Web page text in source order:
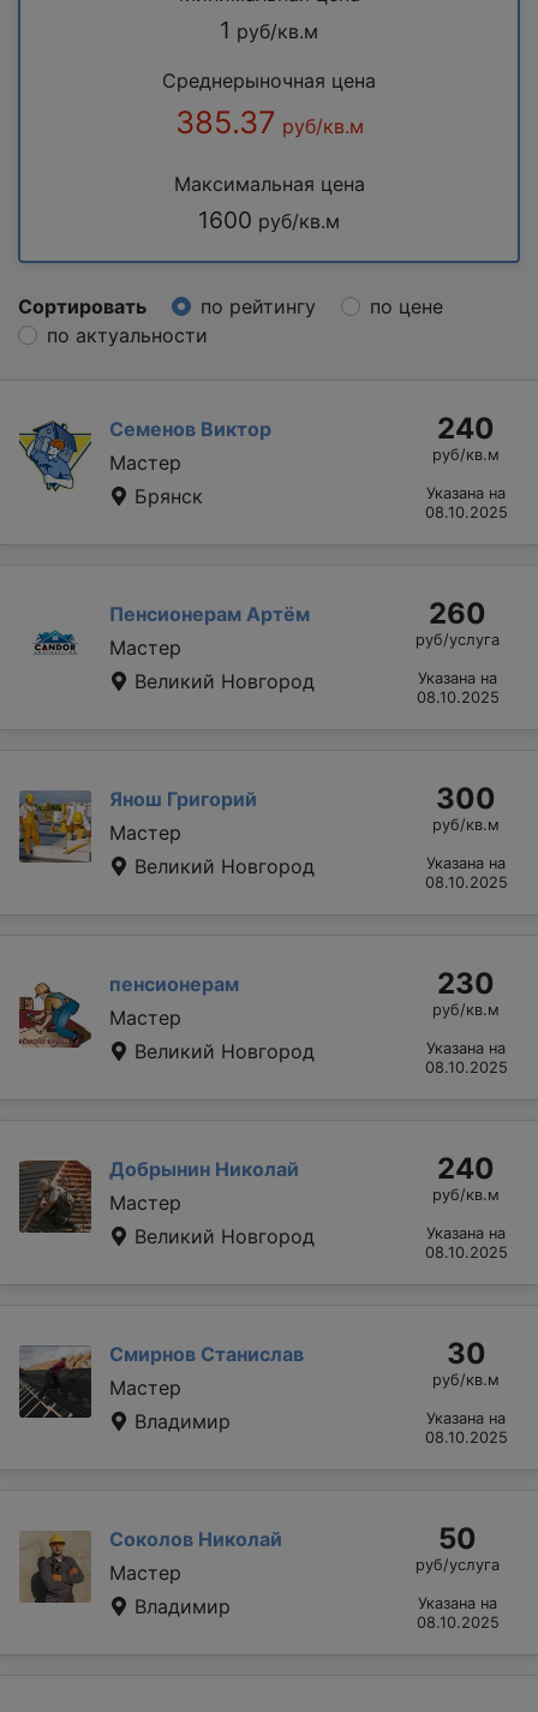
1 руб/кв.м
Среднерыночная цена
385.37 руб/кв.м
Максимальная цена
1600 руб/кв.м
Сортировать по рейтингу
по цене
по актуальности
Семенов Виктор
Мастер
Брянск
240
руб/кв.м
Указана на
08.10.2025
Пенсионерам Артём
Мастер
Великий Новгород
260
руб/услуга
Указана на
08.10.2025
Янош Григорий
Мастер
Великий Новгород
300
руб/кв.м
Указана на
08.10.2025
пенсионерам
Мастер
Великий Новгород
230
руб/кв.м
Указана на
08.10.2025
Добрынин Николай
Мастер
Великий Новгород
240
руб/кв.м
Указана на
08.10.2025
Смирнов Станислав
Мастер
Владимир
30
руб/кв.м
Указана на
08.10.2025
Соколов Николай
Мастер
Владимир
50
руб/услуга
Указана на
08.10.2025